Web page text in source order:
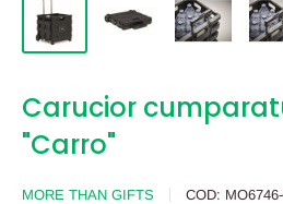
Carucior
"Carro"
MORE THAN GIFTS COD: